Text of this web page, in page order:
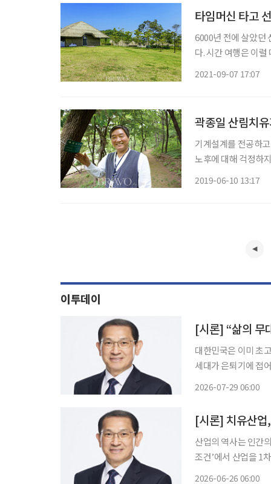
타임머신 타고
6000년 전에 살았던
다. 시간 여행은 이
2021-09-07 17:07
곽종일 산림치
기계설계를 전공하
노후에 대해 걱정하
2019-06-10 13:17
이투데이
[시론] “삶의 무
대한민국은 이미 초
세대가 은퇴기에 접
2026-07-29 06:00
[시론] 치유산
산업의 역사는 인간
조건’에서 산업을 1
2026-06-26 06:00